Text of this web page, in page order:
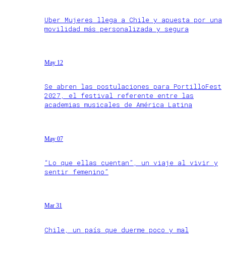
Uber Mujeres llega a Chile y apuesta por una
movilidad más personalizada y segura
May 12
Se abren las postulaciones para PortilloFest
2027, el festival referente entre las
academias musicales de América Latina
May 07
“Lo que ellas cuentan”, un viaje al vivir y
sentir femenino”
Mar 31
Chile, un país que duerme poco y mal